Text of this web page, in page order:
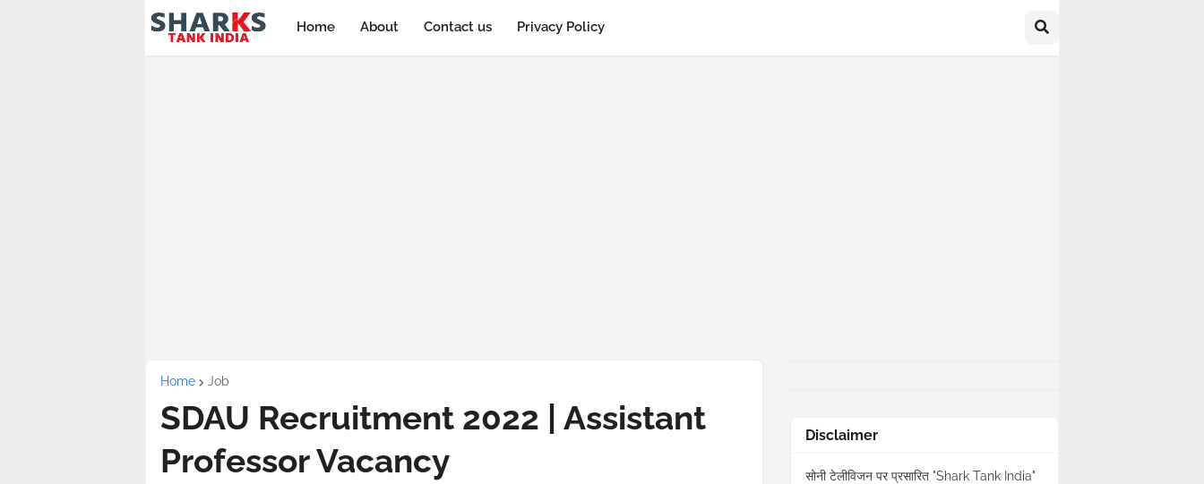
Home About Contact us Privacy Policy
Home Job
SDAU Recruitment 2022 | Assistant
Professor Vacancy
Disclaimer
सोनी टेलीविजन पर प्रसारित "Shark Tank India"